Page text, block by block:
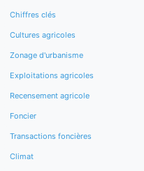
Chiffres clés
Cultures agricoles
Zonage d'urbanisme
Exploitations agricoles
Recensement agricole
Foncier
Transactions foncières
Climat